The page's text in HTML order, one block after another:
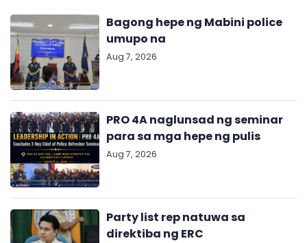
Bagong hepe ng Mabini police
umupo na
Aug 7, 2026
PRO 4A naglunsad ng seminar
para sa mga hepe ng pulis
Aug 7, 2026
Party list rep natuwa sa
direktiba ng ERC